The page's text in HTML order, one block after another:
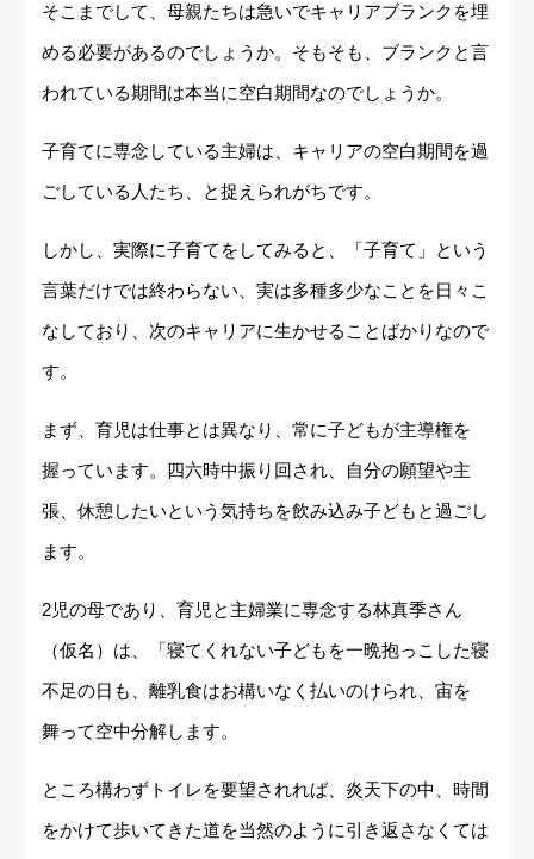
そこまでして、母親たちは急いでキャリアブランクを埋
める必要があるのでしょうか。そもそも、ブランクと言
われている期間は本当に空白期間なのでしょうか。
子育てに専念している主婦は、キャリアの空白期間を過
ごしている人たち、と捉えられがちです。
しかし、実際に子育てをしてみると、「子育て」という
言葉だけでは終わらない、実は多種多少なことを日々こ
なしており、次のキャリアに生かせることばかりなので
す。
まず、育児は仕事とは異なり、常に子どもが主導権を
握っています。四六時中振り回され、自分の願望や主
張、休憩したいという気持ちを飲み込み子どもと過ごし
ます。
2児の母であり、育児と主婦業に専念する林真季さん
（仮名）は、「寝てくれない子どもを一晩抱っこした寝
不足の日も、離乳食はお構いなく払いのけられ、宙を
舞って空中分解します。
ところ構わずトイレを要望されれば、炎天下の中、時間
をかけて歩いてきた道を当然のように引き返さなくては